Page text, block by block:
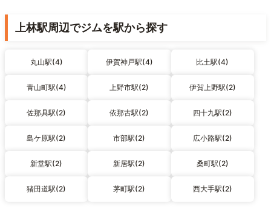
上林駅周辺でジムを駅から探す
丸山駅(4) 伊賀神戸駅(4) 比土駅(4)
青山町駅(4) 上野市駅(2) 伊賀上野駅(2)
佐那具駅(2) 依那古駅(2) 四十九駅(2)
島ケ原駅(2) 市部駅(2) 広小路駅(2)
新堂駅(2) 新居駅(2) 桑町駅(2)
猪田道駅(2) 茅町駅(2) 西大手駅(2)